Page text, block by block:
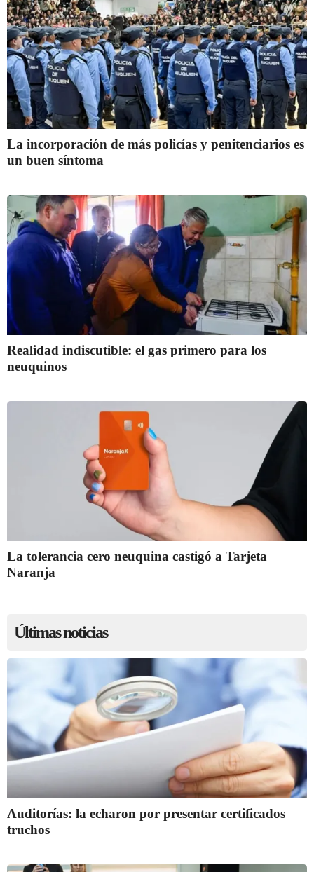
La incorporación de más policías y penitenciarios es
un buen síntoma
Realidad indiscutible: el gas primero para los
neuquinos
La tolerancia cero neuquina castigó a Tarjeta
Naranja
Últimas noticias
Auditorías: la echaron por presentar certificados
truchos